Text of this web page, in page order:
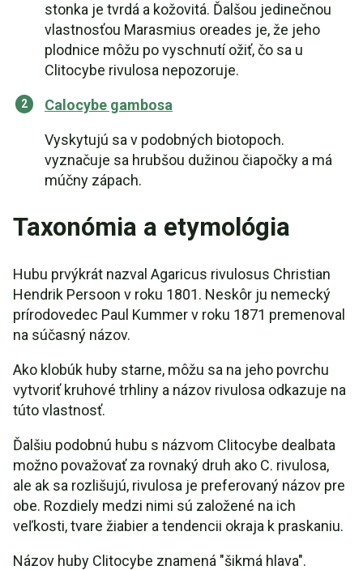
stonka je tvrdá a kožovitá. Ďalšou jedinečnou
vlastnosťou Marasmius oreades je, že jeho
plodnice môžu po vyschnutí ožiť, čo sa u
Clitocybe rivulosa nepozoruje.
Calocybe gambosa
Vyskytujú sa v podobných biotopoch.
vyznačuje sa hrubšou dužinou čiapočky a má
múčny zápach.
Taxonómia a etymológia
Hubu prvýkrát nazval Agaricus rivulosus Christian
Hendrik Persoon v roku 1801. Neskôr ju nemecký
prírodovedec Paul Kummer v roku 1871 premenoval
na súčasný názov.
Ako klobúk huby starne, môžu sa na jeho povrchu
vytvoriť kruhové trhliny a názov rivulosa odkazuje na
túto vlastnosť.
Ďalšiu podobnú hubu s názvom Clitocybe dealbata
možno považovať za rovnaký druh ako C. rivulosa,
ale ak sa rozlišujú, rivulosa je preferovaný názov pre
obe. Rozdiely medzi nimi sú založené na ich
veľkosti, tvare žiabier a tendencii okraja k praskaniu.
Názov huby Clitocybe znamená "šikmá hlava".